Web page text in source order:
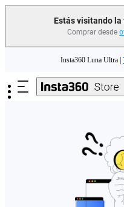
Estás visitando la
Comprar desde
Need shopping
Insta360 Luna Ultra |